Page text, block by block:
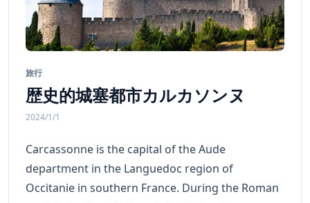
旅行
歴史的城塞都市カルカソンヌ
2024/1/1
Carcassonne is the capital of the Aude
department in the Languedoc region of
Occitanie in southern France. During the Roman